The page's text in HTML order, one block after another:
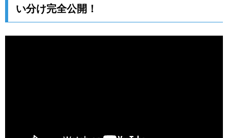
い分け完全公開！